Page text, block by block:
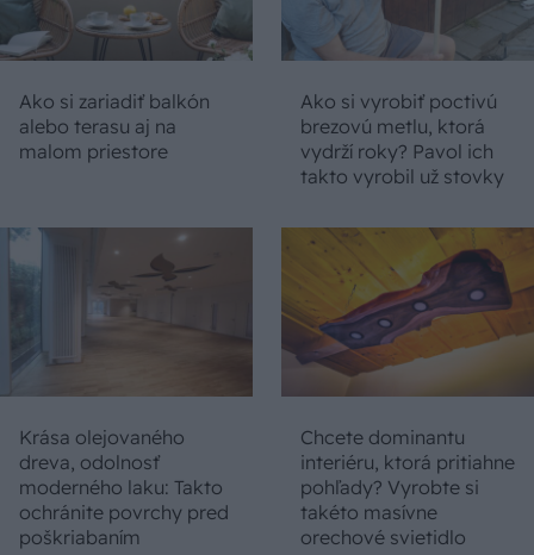
Ako si zariadiť balkón
alebo terasu aj na
malom priestore
Ako si vyrobiť poctivú
brezovú metlu, ktorá
vydrží roky? Pavol ich
takto vyrobil už stovky
Krása olejovaného
dreva, odolnosť
moderného laku: Takto
ochránite povrchy pred
poškriabaním
Chcete dominantu
interiéru, ktorá pritiahne
pohľady? Vyrobte si
takéto masívne
orechové svietidlo